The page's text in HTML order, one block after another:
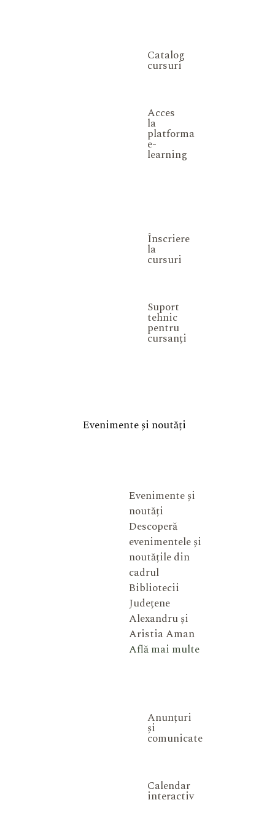
Catalog
cursuri
Acces
la
platforma
e-
learning
Înscriere
la
cursuri
Suport
tehnic
pentru
cursanți
Evenimente și noutăți
Evenimente și
noutăți
Descoperă
evenimentele și
noutățile din
cadrul
Bibliotecii
Județene
Alexandru și
Aristia Aman
Află mai multe
Anunțuri
și
comunicate
Calendar
interactiv